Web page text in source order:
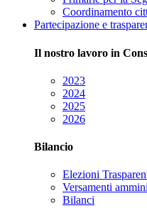
Coordinamento
Partecipazione e
Il nostro lavoro in
2023
2024
2025
2026
Bilancio
Elezioni
Versamenti
Bilanci